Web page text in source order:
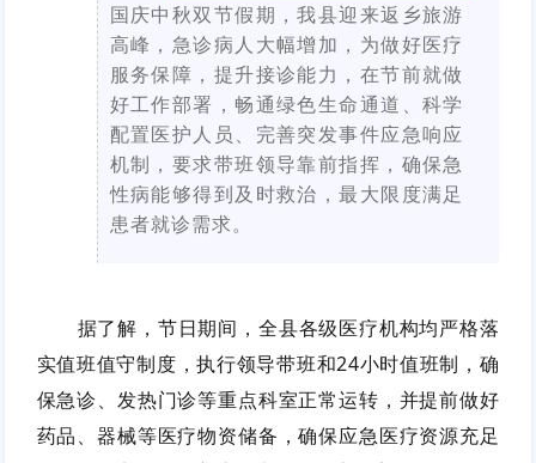
国庆中秋双节假期，我县迎来返乡旅游
高峰，急诊病人大幅增加，为做好医疗
服务保障，提升接诊能力，在节前就做
好工作部署，畅通绿色生命通道、科学
配置医护人员、完善突发事件应急响应
机制，要求带班领导靠前指挥，确保急
性病能够得到及时救治，最大限度满足
患者就诊需求。
据了解，节日期间，全县各级医疗机构均严格落
实值班值守制度，执行领导带班和24小时值班制，确
保急诊、发热门诊等重点科室正常运转，并提前做好
药品、器械等医疗物资储备，确保应急医疗资源充足